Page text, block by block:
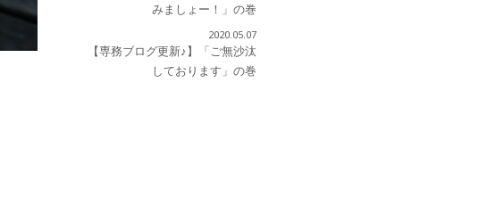
みましょー！」の巻
2020.05.07
【専務ブログ更新♪】「ご無沙汰
しております」の巻